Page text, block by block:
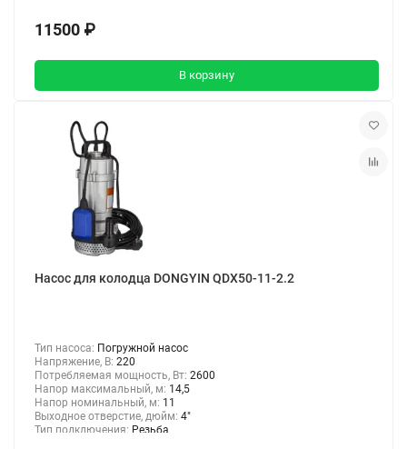
11500 ₽
В корзину
Насос для колодца DONGYIN QDX50-11-2.2
Тип насоса: Погружной насос
Напряжение, В: 220
Потребляемая мощность, Вт: 2600
Напор максимальный, м: 14,5
Напор номинальный, м: 11
Выходное отверстие, дюйм: 4"
Тип подключения: Резьба